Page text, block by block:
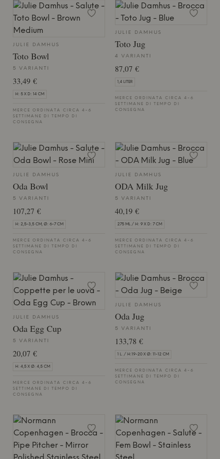
JULIE DAMHUS
Toto Bowl
5 VARIANTI
33,49 €
H: 5 X D: 14 CM
MERCE ORDINATA CIRCA 4-6
SETTIMANE DI TEMPO DI
CONSEGNA
JULIE DAMHUS
Toto Jug
4 VARIANTI
87,07 €
1,4 LITER
MERCE ORDINATA CIRCA 4-6
SETTIMANE DI TEMPO DI
CONSEGNA
JULIE DAMHUS
Oda Bowl
5 VARIANTI
107,27 €
H: 2,5-3,5 CM, Ø: 6-7 CM
MERCE ORDINATA CIRCA 4-6
SETTIMANE DI TEMPO DI
CONSEGNA
JULIE DAMHUS
ODA Milk Jug
5 VARIANTI
40,19 €
275 ML / H: 9 X D: 7 CM
MERCE ORDINATA CIRCA 4-6
SETTIMANE DI TEMPO DI
CONSEGNA
JULIE DAMHUS
Oda Egg Cup
5 VARIANTI
20,07 €
H: 4,5 X Ø: 4,5 CM
MERCE ORDINATA CIRCA 4-6
SETTIMANE DI TEMPO DI
CONSEGNA
JULIE DAMHUS
Oda Jug
5 VARIANTI
133,78 €
1 L. / H:19-20 X Ø: 11-12 CM
MERCE ORDINATA CIRCA 4-6
SETTIMANE DI TEMPO DI
CONSEGNA